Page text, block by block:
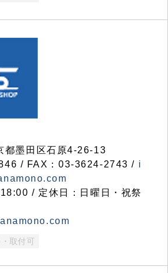
墨田区石原4-26-13
/ FAX：03-3624-2743 / i
/ 定休日：日曜日・祝祭
取付可